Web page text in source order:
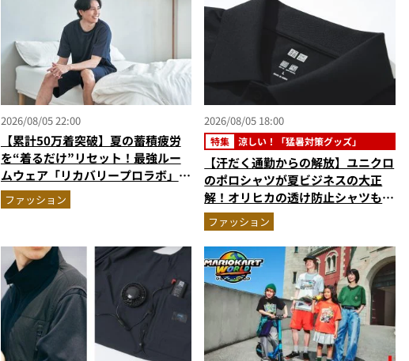
2026/08/05 22:00
【累計50万着突破】夏の蓄積疲労
を“着るだけ”リセット！最強ルー
ムウェア「リカバリープロラボ」に
新色登場
ファッション
2026/08/05 18:00
特集 涼しい！「猛暑対策グッズ」
【汗だく通勤からの解放】ユニクロ
のポロシャツが夏ビジネスの大正
解！オリヒカの透け防止シャツも優
秀。酷暑も涼しい顔で働ける超快適
ウエアの実力
ファッション